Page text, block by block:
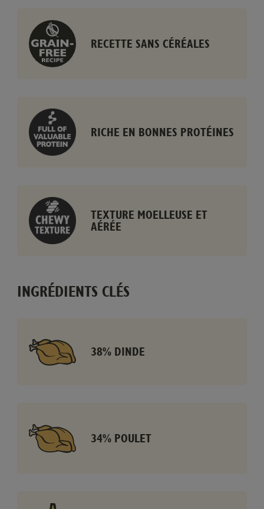
RECETTE SANS CÉRÉALES
RICHE EN BONNES PROTÉINES
TEXTURE MOELLEUSE ET
AÉRÉE
INGRÉDIENTS CLÉS
38% DINDE
34% POULET